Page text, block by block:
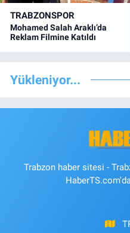
TRABZONSPOR
Mohamed Salah Araklı’da
Reklam Filmine Katıldı
Yükleniyor...
Trabzon haber sitesi -